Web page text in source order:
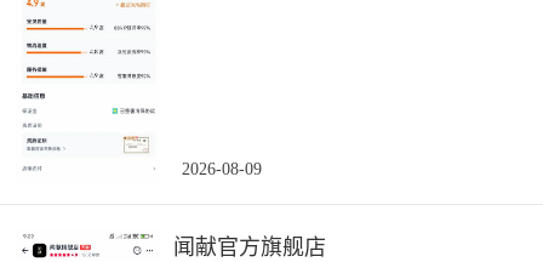
2026-08-09
闻献官方旗舰店